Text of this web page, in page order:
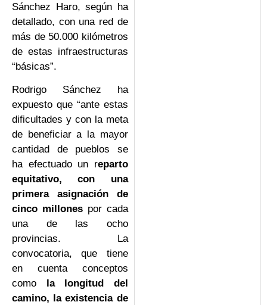
Sánchez Haro, según ha
detallado, con una red de
más de 50.000 kilómetros
de estas infraestructuras
“básicas”.
Rodrigo Sánchez ha
expuesto que “ante estas
dificultades y con la meta
de beneficiar a la mayor
cantidad de pueblos se
ha efectuado un reparto
equitativo, con una
primera asignación de
cinco millonespor cada
una de las ocho
provincias. La
convocatoria, que tiene
en cuenta conceptos
como la longitud del
camino, la existencia de